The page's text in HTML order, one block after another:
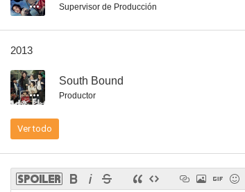
Supervisor de Producción
2013
-- South Bound
Productor
Ver todo